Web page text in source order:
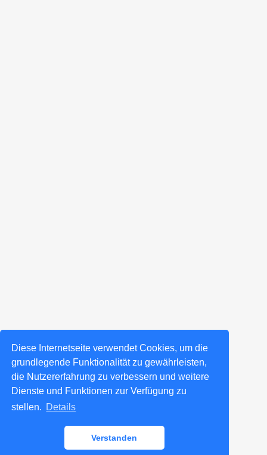
Diese Internetseite verwendet Cookies, um die
grundlegende Funktionalität zu gewährleisten,
die Nutzererfahrung zu verbessern und weitere
Dienste und Funktionen zur Verfügung zu
stellen. Details
Verstanden